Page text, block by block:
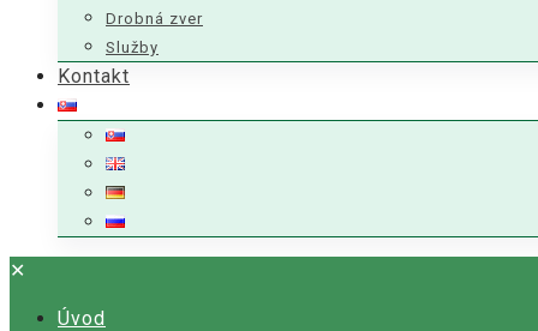
Drobná zver
Služby
Kontakt
✕
Úvod